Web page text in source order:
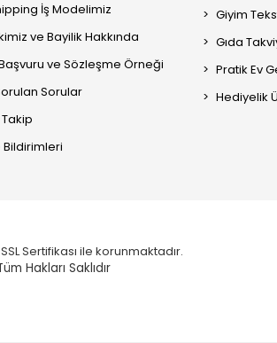
İş Modelimiz
ve Bayilik Hakkında
ve Sözleşme Örneği
Sorular
Giyim
Gıda
Pratik Ev
Hediyelik
Sertifikası ile korunmaktadır.
Hakları Saklıdır